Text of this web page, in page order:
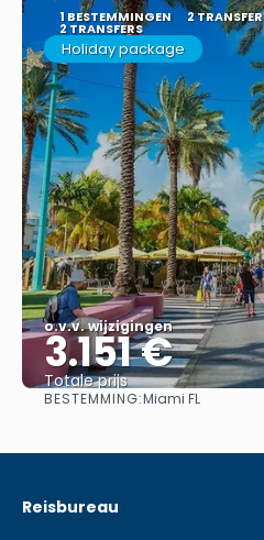
1 BESTEMMINGEN 2
2 TRANSFERS
Holiday package
o.v.v. wijzigingen
3.151 €
Totale prijs
BESTEMMING:Miami FL
Reisbureau